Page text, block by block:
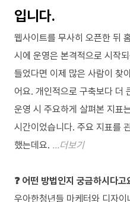
입니다.
웹사이트를 무사히 오픈한 뒤
시에 운영은 본격적으로 시작
들었다면 이제 많은 사람이 찾
어요. 개인적으로 구축보다 더
운영 시 주요하게 살펴본 지표
시간이었습니다. 주요 지표를
했는데요. …더보기
❓ 어떤 방법인지 궁금하시다고
우아한청년들 마케터와 디자이